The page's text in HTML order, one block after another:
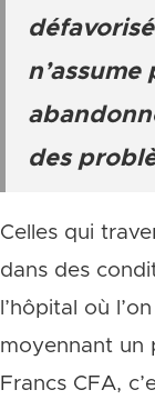
des
Celles qui
dans des
l’hôpital où
moyennant un
Francs CFA,